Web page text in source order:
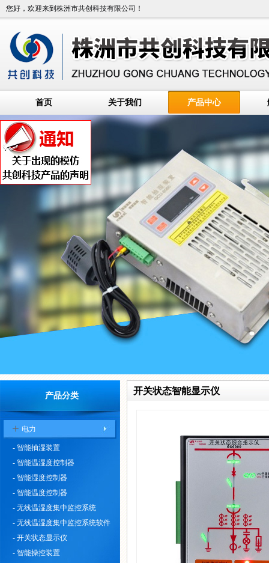
您好，欢迎来到株洲市共创科技有限公司！
首页 关于我们 产品中心
产品分类
+ 电力
- 智能抽湿装置
- 智能温湿度控制器
- 智能湿度控制器
- 智能温度控制器
- 无线温湿度集中监控系统
- 无线温湿度集中监控系统软件
- 开关状态显示仪
- 智能操控装置
开关状态智能显示仪